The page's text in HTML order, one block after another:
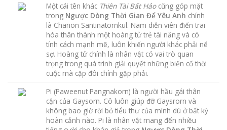
Một cái tên khác Thiên Tài Bất Hảocũng góp mặt
trong Ngược Dòng Thời Gian Để Yêu Anh chính
là Chanon Santinatornkul. Nam diễn viên điển trai
hóa thân thành một hoàng tử trẻ tài năng và có
tính cách mạnh mẽ, luôn khiến người khác phải nể
sợ. Hoàng tử chính là nhân vật có vai trò quan
trọng trong quá trình giải quyết những biến cố thời
cuộc mà cặp đôi chính gặp phải.
Pi (Paweenut Pangnakorn) là người hầu gái thân
cận của Gaysorn. Cô luôn giúp đỡ Gaysrorn và
không bao giờ rời bỏ tiểu thư của mình dù ở bất kỳ
hoàn cảnh nào. Pi là nhân vật mang đến nhiều